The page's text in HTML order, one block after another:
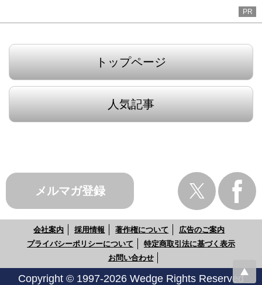
PR
トップページ
人気記事
メルマガ登録
会社案内 採用情報 著作権について
広告のご案内
プライバシーポリシーについて
特定商取引法に基づく表示
お問い合わせ
Copyright © 1997-2026 Wedge Rights Reserved